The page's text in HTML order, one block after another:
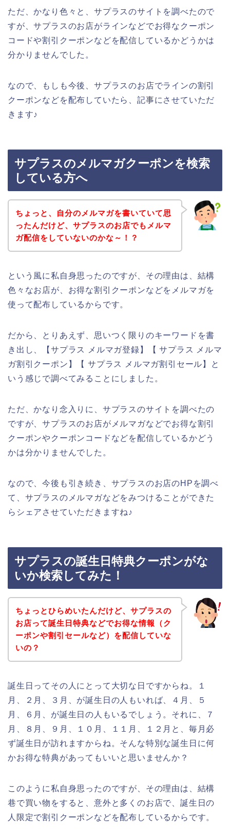
ただ、かなり色々と、サプラスのサイトを調べたので
すが、サプラスのお店がラインなどでお得なクーポン
コードや割引クーポンなどを配信しているかどうかは
分かりませんでした。
なので、もしも今後、サプラスのお店でラインの割引
クーポンなどを配布していたら、記事にさせていただ
きます♪
サプラスのメルマガクーポンを検索
している方へ
ちょっと、自分のメルマガを書いていて思
ったんだけど、サプラスのお店でもメルマ
ガ配信をしていないのかな～！？
という風に私自身思ったのですが、その理由は、結構
色々なお店が、お得な割引クーポンなどをメルマガを
使って配布しているからです。
だから、とりあえず、思いつく限りのキーワードを書
き出し、【サプラス メルマガ登録】【 サプラス メルマ
ガ割引クーポン】【 サプラス メルマガ割引セール】と
いう感じで調べてみることにしました。
ただ、かなり念入りに、サプラスのサイトを調べたの
ですが、サプラスのお店がメルマガなどでお得な割引
クーポンやクーポンコードなどを配信しているかどう
かは分かりませんでした。
なので、今後も引き続き、サプラスのお店のHPを調べ
て、サプラスのメルマガなどをみつけることができた
らシェアさせていただきますね♪
サプラスの誕生日特典クーポンがな
いか検索してみた！
ちょっとひらめいたんだけど、サプラスの
お店って誕生日特典などでお得な情報（ク
ーポンや割引セールなど）を配信していな
いの？
誕生日ってその人にとって大切な日ですからね。１
月、２月、３月、が誕生日の人もいれば、４月、５
月、６月、が誕生日の人もいるでしょう。それに、７
月、８月、９月、１０月、１１月、１２月と、毎月必
ず誕生日が訪れますからね。そんな特別な誕生日に何
かお得な特典があってもいいと思いませんか？
このように私自身思ったのですが、その理由は、結構
巷で買い物をすると、意外と多くのお店で、誕生日の
人限定で割引クーポンなどを配布しているからです。